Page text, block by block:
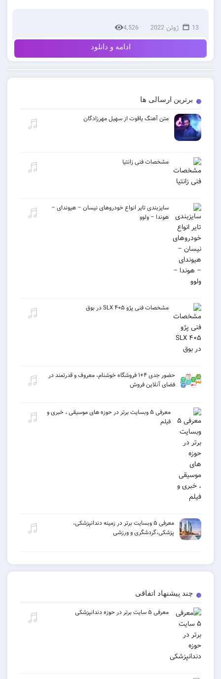
13 ژوئن 2022 4,526
ادامه و دانلود
برترین ارسالی ها
متن آهنگ یاقوت از سهیل مهرزادگان
مشخصات فنی زانتیا
سایزبندی تایر انواع خودروهای نیسان – هیوندای –
هوندا – ولوو
مشخصات فنی پژو ۴۰۵ SLX در بوق
حضور جدی ۴+۱ فروشگاه خوشنام، معروف و قدرتمند در
فضای آنلاین فروش
معرفی ۵ وبسایت برتر در حوزه های موسیقی ، خبری و
فیلم
معرفی ۵ وبسایت برتر در زمینه دندانپزشکی،
پزشکی،گردشگری و ورزشی
چند پیشنهاد اتفاقی
معرفی ۵ سایت برتر در حوزه دندانپزشکی